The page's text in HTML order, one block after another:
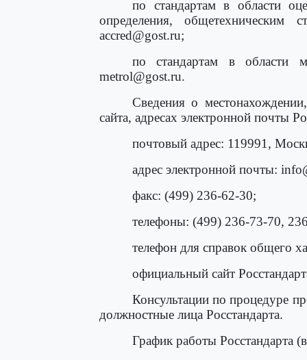
по стандартам в области
определения,
accred@gost.ru;
по стандартам в области
metrol@gost.ru.
Сведения о
сайта, адресах электронной почты
почтовый адрес: 119991,
адрес электронной почты:
факс: (499) 236-62-30;
телефоны: (499) 236-73-70,
телефон для справок общего
официальный сайт
Консультации по процедуре
должностные лица Росстандарта.
График работы Росстандарта